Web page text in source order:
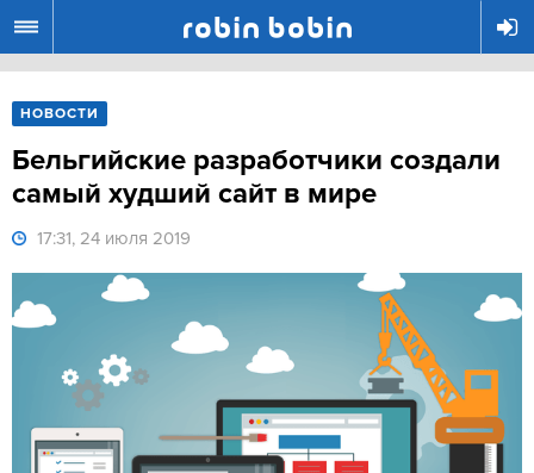
НОВОСТИ
Бельгийские разработчики создали
самый худший сайт в мире
17:31, 24 июля 2019